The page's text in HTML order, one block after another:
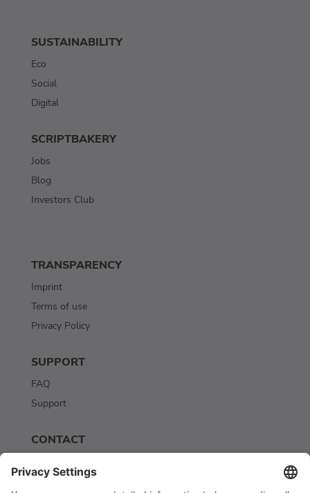
SUSTAINABILITY
Eco
Social
Digital
SCRIPTBAKERY
Jobs
Blog
Investors Club
TRANSPARENCY
Imprint
Terms of use
Privacy Policy
SUPPORT
FAQ
Support
CONTACT
Newsletter